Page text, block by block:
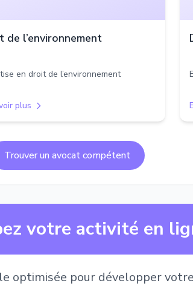
de l’environnement
en droit de l’environnement
plus
Trouver un avocat compétent
votre activité en
optimisée pour développer